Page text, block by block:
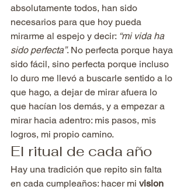
absolutamente todos, han sido
necesarios para que hoy pueda
mirarme al espejo y decir: “mi vida ha
sido perfecta”. No perfecta porque haya
sido fácil, sino perfecta porque incluso
lo duro me llevó a buscarle sentido a lo
que hago, a dejar de mirar afuera lo
que hacían los demás, y a empezar a
mirar hacia adentro: mis pasos, mis
logros, mi propio camino.
El ritual de cada año
Hay una tradición que repito sin falta
en cada cumpleaños: hacer mi vision